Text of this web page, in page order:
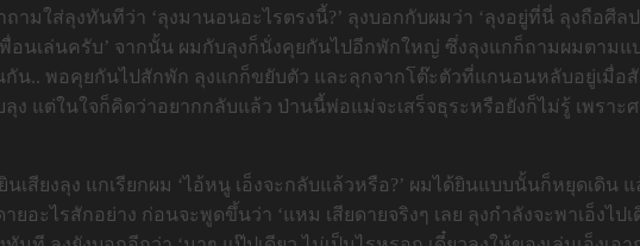
ามใส่ลุงทันทีว่า ‘ลุงมานอนอะไรตรงนี้?’ ลุงบอกกับผมว่า ‘ลุงอยู่ที่นี่ ลุงถือศี
พื่อนเล่นครับ’ จากนั้น ผมกับลุงก็นั่งคุยกันไปอีกพักใหญ่ ซึ่งลุงแกก็ถามผมตาม
น.. พอคุยกันไปสักพัก ลุงแกก็ขยับตัว และลุกจากโต๊ะตัวที่แกนอนหลับอยู่เมื่อ
ลุง แต่ในใจก็คิดว่าอยากกลับแล้ว ป่านนี้พ่อแม่จะเสร็จธุระหรือยังก็ไม่รู้ เพรา
เสียงลุง แกเรียกผม ‘ไอ้หนู เอ็งจะกลับแล้วหรือ?’ ผมได้ยินแบบนั้นก็หยุดเดิ
อะไรสักอย่าง ก่อนจะพูดขึ้นว่า ‘แหม เสียดายจริงๆ เลย ลุงกำลังจะพาเอ็งไป